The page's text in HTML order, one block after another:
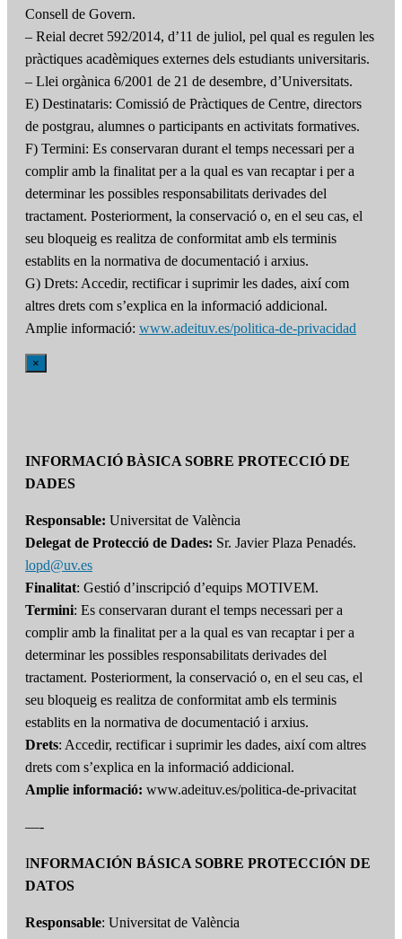
Consell de Govern.
– Reial decret 592/2014, d’11 de juliol, pel qual es regulen les
pràctiques acadèmiques externes dels estudiants universitaris.
– Llei orgànica 6/2001 de 21 de desembre, d’Universitats.
E) Destinataris: Comissió de Pràctiques de Centre, directors
de postgrau, alumnes o participants en activitats formatives.
F) Termini: Es conservaran durant el temps necessari per a
complir amb la finalitat per a la qual es van recaptar i per a
determinar les possibles responsabilitats derivades del
tractament. Posteriorment, la conservació o, en el seu cas, el
seu bloqueig es realitza de conformitat amb els terminis
establits en la normativa de documentació i arxius.
G) Drets: Accedir, rectificar i suprimir les dades, així com
altres drets com s’explica en la informació addicional.
Amplie informació: www.adeituv.es/politica-de-privacidad
×
INFORMACIÓ BÀSICA SOBRE PROTECCIÓ DE
DADES
Responsable: Universitat de València
Delegat de Protecció de Dades: Sr. Javier Plaza Penadés.
lopd@uv.es
Finalitat: Gestió d’inscripció d’equips MOTIVEM.
Termini: Es conservaran durant el temps necessari per a
complir amb la finalitat per a la qual es van recaptar i per a
determinar les possibles responsabilitats derivades del
tractament. Posteriorment, la conservació o, en el seu cas, el
seu bloqueig es realitza de conformitat amb els terminis
establits en la normativa de documentació i arxius.
Drets: Accedir, rectificar i suprimir les dades, així com altres
drets com s’explica en la informació addicional.
Amplie informació: www.adeituv.es/politica-de-privacitat
—-
INFORMACIÓN BÁSICA SOBRE PROTECCIÓN DE
DATOS
Responsable: Universitat de València